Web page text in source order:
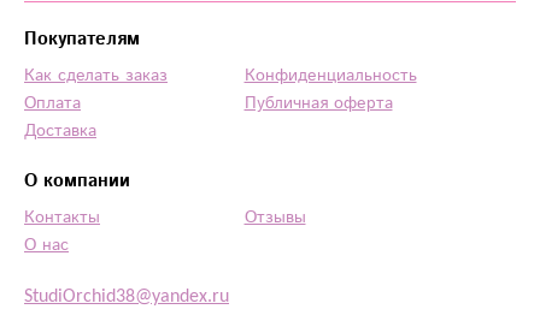
StudiOrchid38@yandex.ru
Покупателям
Как сделать заказ
Оплата
Доставка
Конфиденциальность
Публичная оферта
О компании
Контакты
О нас
Отзывы